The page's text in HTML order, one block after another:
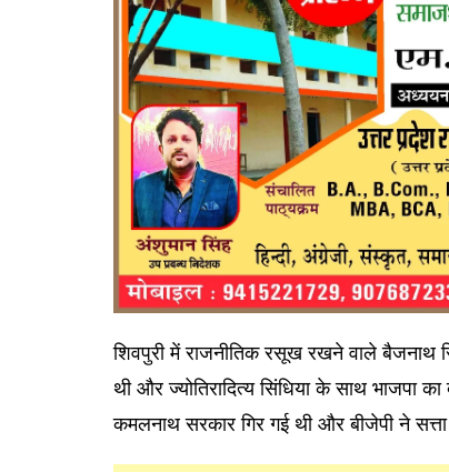
शिवपुरी में राजनीतिक रसूख रखने वाले बैजनाथ
थी और ज्योतिरादित्य सिंधिया के साथ भाजपा
कमलनाथ सरकार गिर गई थी और बीजेपी ने सत्ता